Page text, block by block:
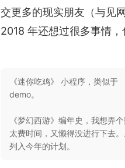
交更多的现实朋友（与见网
2018 年还想过很多事情，
《迷你吃鸡》 小程序，类似
demo。
《梦幻西游》编年史，我想弄
太费时间，又懒得没进行下去
列入今年的计划。